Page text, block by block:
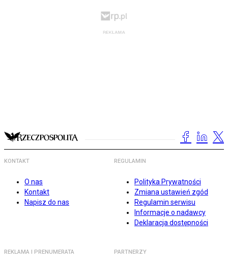
KONTAKT
O nas
Kontakt
Napisz do nas
REGULAMIN
Polityka Prywatności
Zmiana ustawień zgód
Regulamin serwisu
Informacje o nadawcy
Deklaracja dostępności
REKLAMA I PRENUMERATA PARTNERZY